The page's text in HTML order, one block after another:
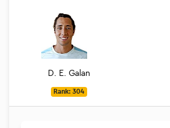
D. E. Galan
Rank: 304